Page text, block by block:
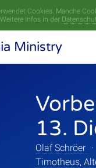
Cookies. Manche
Infos in der
Ministry
13.
Olaf Schröer ·
Timotheus,